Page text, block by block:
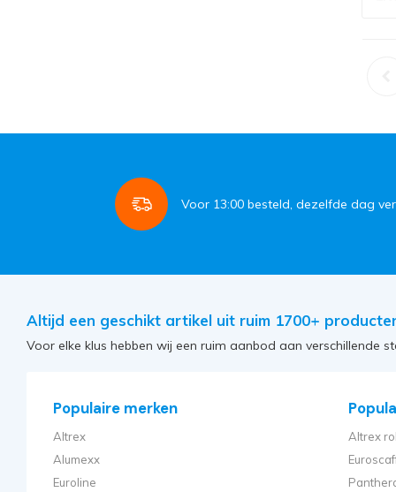
Voor 13:00 besteld, dezelfde dag
Altijd een geschikt artikel uit ruim 1700+
Voor elke klus hebben wij een ruim aanbod aan verschillende
Populaire merken
Altrex
Alumexx
Euroline
Altrex